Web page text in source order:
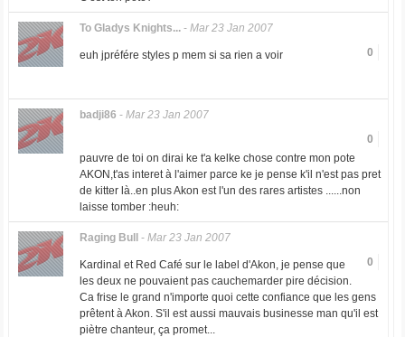
To Gladys Knights...- Mar 23 Jan 2007
0
euh jpréfére styles p mem si sa rien a voir
badji86 - Mar 23 Jan 2007
0
pauvre de toi on dirai ke t'a kelke chose contre mon pote
AKON,t'as interet à l'aimer parce ke je pense k'il n'est pas pret
de kitter là..en plus Akon est l'un des rares artistes ......non
laisse tomber :heuh:
Raging Bull - Mar 23 Jan 2007
0
Kardinal et Red Café sur le label d'Akon, je pense que
les deux ne pouvaient pas cauchemarder pire décision.
Ca frise le grand n'importe quoi cette confiance que les gens
prêtent à Akon. S'il est aussi mauvais businesse man qu'il est
piètre chanteur, ça promet...